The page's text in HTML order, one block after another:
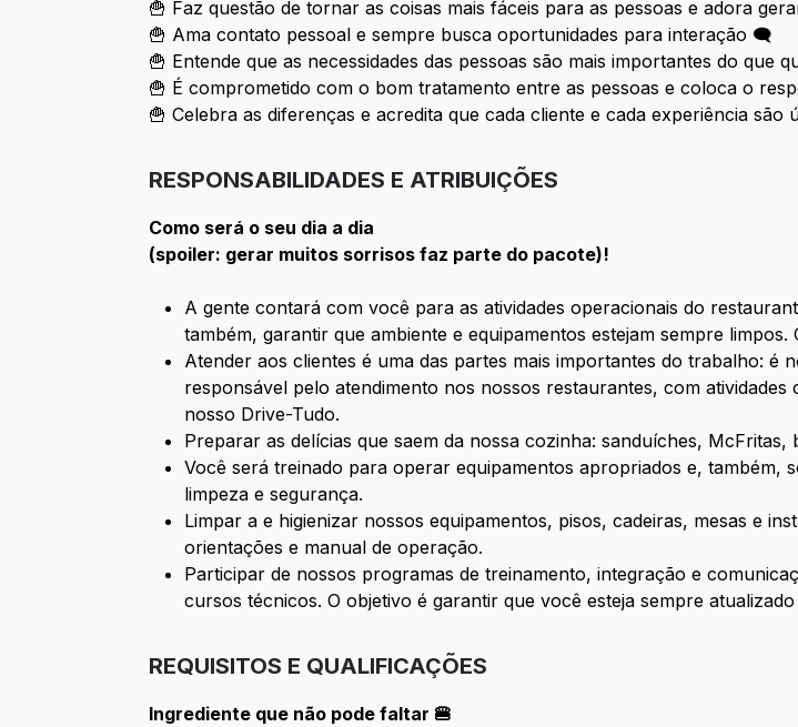
🍟 Faz questão de tornar as coisas mais fáceis para as pessoas e adora
🍟 Ama contato pessoal e sempre busca oportunidades para interação 🗨
🍟 Entende que as necessidades das pessoas são mais importantes do que
🍟 É comprometido com o bom tratamento entre as pessoas e coloca o
🍟 Celebra as diferenças e acredita que cada cliente e cada experiência são
RESPONSABILIDADES E ATRIBUIÇÕES
Como será o seu dia a dia
(spoiler: gerar muitos sorrisos faz parte do pacote)!
A gente contará com você para as atividades operacionais do
também, garantir que ambiente e equipamentos estejam sempre limpos.
Atender aos clientes é uma das partes mais importantes do trabalho: é
responsável pelo atendimento nos nossos restaurantes, com
nosso Drive-Tudo.
Preparar as delícias que saem da nossa cozinha: sanduíches,
Você será treinado para operar equipamentos apropriados e, também,
limpeza e segurança.
Limpar a e higienizar nossos equipamentos, pisos, cadeiras, mesas e
orientações e manual de operação.
Participar de nossos programas de treinamento, integração e
cursos técnicos. O objetivo é garantir que você esteja sempre
REQUISITOS E QUALIFICAÇÕES
Ingrediente que não pode faltar 🍔